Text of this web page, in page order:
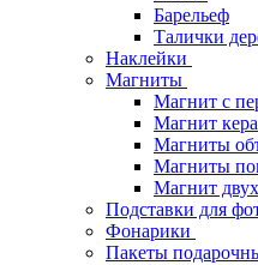
Барельеф
Талички
Наклейки
Магниты
Магнит с
Магнит
Магниты
Магниты
Магнит
Подставки для
Фонарики
Пакеты